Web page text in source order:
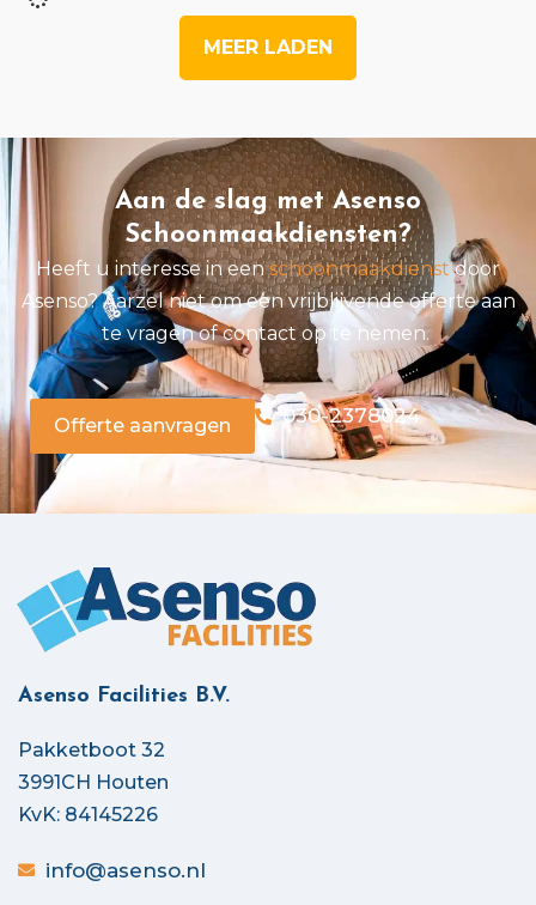
MEER LADEN
Aan de slag met Asenso
Schoonmaakdiensten?
Heeft u interesse in eenschoonmaakdienstdoor
Asenso? Aarzel niet om een vrijblijvende offerte aan
te vragen ofcontactop te nemen.
Offerte aanvragen 030-2378024
Asenso Facilities B.V.
Pakketboot 32
3991CH Houten
KvK: 84145226
info@asenso.nl